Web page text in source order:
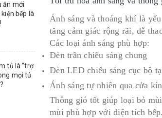
Ánh sáng và thoáng khí là
tăng cảm giác rộng rãi, dễ
Các loại ánh sáng phù hợp:
Đèn trần chiếu sáng chung
Đèn LED chiếu sáng cục bộ
Ánh sáng tự nhiên qua cửa
Thông gió tốt giúp loại bỏ
mùi phù hợp với diện tích bếp.
ăn mới
bếp là
tủ là “trợ
mọi tủ